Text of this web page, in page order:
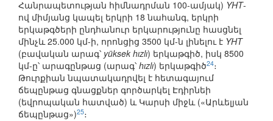
Հանրապետության հիմնադրման 100-ամյակ) YHT-
ով միմյանց կապել երկրի 18 նահանգ, երկրի
երկաթգծերի ընդհանուր երկարությունը հասցնել
մինչև 25.000 կմ-ի, որոնցից 3500 կմ-ն լինելու է YHT
(բավական արագ՝ yüksek hızlı) երկաթգիծ, իսկ 8500
կմ-ը՝ արագընթաց (արագ՝ hızlı) երկաթգիծ24։
Թուրքիան նպատակադրվել է հետագայում
ճեպընթաց գնացքներ գործարկել Էդիրնեի
(եվրոպական հատված) և Կարսի միջև («Արևելյան
ճեպընթաց»)25։